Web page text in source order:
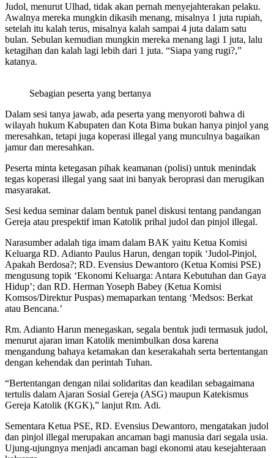
Judol, menurut Ulhad, tidak akan pernah menyejahterakan pelaku.
Awalnya mereka mungkin dikasih menang, misalnya 1 juta rupiah,
setelah itu kalah terus, misalnya kalah sampai 4 juta dalam satu
bulan. Sebulan kemudian mungkin mereka menang lagi 1 juta, lalu
ketagihan dan kalah lagi lebih dari 1 juta. “Siapa yang rugi?,”
katanya.
Sebagian peserta yang bertanya
Dalam sesi tanya jawab, ada peserta yang menyoroti bahwa di
wilayah hukum Kabupaten dan Kota Bima bukan hanya pinjol yang
meresahkan, tetapi juga koperasi illegal yang munculnya bagaikan
jamur dan meresahkan.
Peserta minta ketegasan pihak keamanan (polisi) untuk menindak
tegas koperasi illegal yang saat ini banyak beroprasi dan merugikan
masyarakat.
Sesi kedua seminar dalam bentuk panel diskusi tentang pandangan
Gereja atau prespektif iman Katolik prihal judol dan pinjol illegal.
Narasumber adalah tiga imam dalam BAK yaitu Ketua Komisi
Keluarga RD. Adianto Paulus Harun, dengan topik ‘Judol-Pinjol,
Apakah Berdosa?; RD. Evensius Dewantoro (Ketua Komisi PSE)
mengusung topik ‘Ekonomi Keluarga: Antara Kebutuhan dan Gaya
Hidup’; dan RD. Herman Yoseph Babey (Ketua Komisi
Komsos/Direktur Puspas) memaparkan tentang ‘Medsos: Berkat
atau Bencana.’
Rm. Adianto Harun menegaskan, segala bentuk judi termasuk judol,
menurut ajaran iman Katolik menimbulkan dosa karena
mengandung bahaya ketamakan dan keserakahah serta bertentangan
dengan kehendak dan perintah Tuhan.
“Bertentangan dengan nilai solidaritas dan keadilan sebagaimana
tertulis dalam Ajaran Sosial Gereja (ASG) maupun Katekismus
Gereja Katolik (KGK),” lanjut Rm. Adi.
Sementara Ketua PSE, RD. Evensius Dewantoro, mengatakan judol
dan pinjol illegal merupakan ancaman bagi manusia dari segala usia.
Ujung-ujungnya menjadi ancaman bagi ekonomi atau kesejahteraan